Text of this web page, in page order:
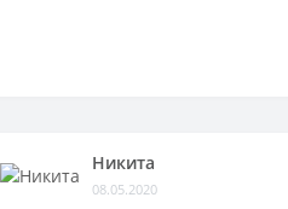
Никита
08.05.2020